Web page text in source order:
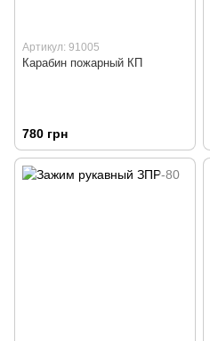
Артикул: 91005
Карабин пожарный КП
780 грн